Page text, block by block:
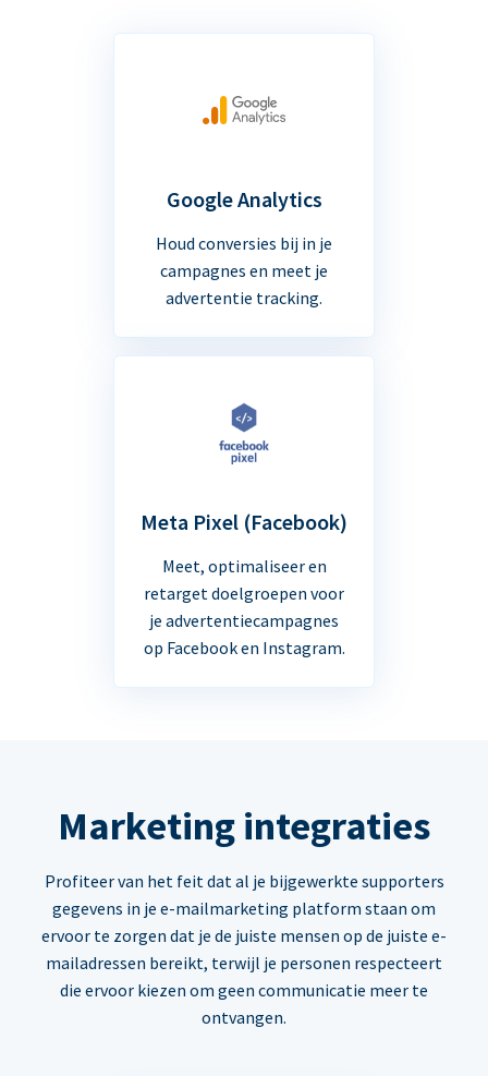
Google Analytics
Houd conversies bij in je
campagnes en meet je
advertentie tracking.
Meta Pixel (Facebook)
Meet, optimaliseer en
retarget doelgroepen voor
je advertentiecampagnes
op Facebook en Instagram.
Marketing integraties
Profiteer van het feit dat al je bijgewerkte supporters
gegevens in je e-mailmarketing platform staan om
ervoor te zorgen dat je de juiste mensen op de juiste e-
mailadressen bereikt, terwijl je personen respecteert
die ervoor kiezen om geen communicatie meer te
ontvangen.